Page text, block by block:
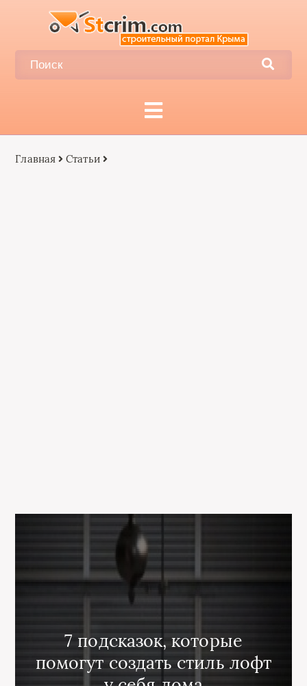
Главная Статьи
7 подсказок, которые
помогут создать стиль лофт